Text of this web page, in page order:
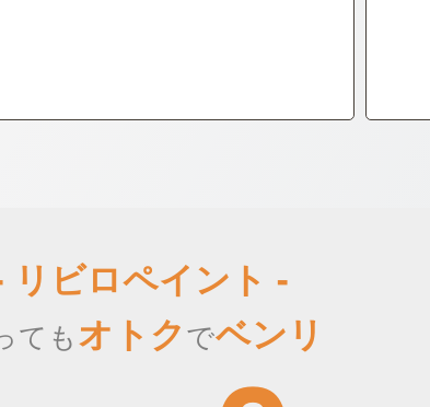
リビロペイント -
てもオトクでベンリ